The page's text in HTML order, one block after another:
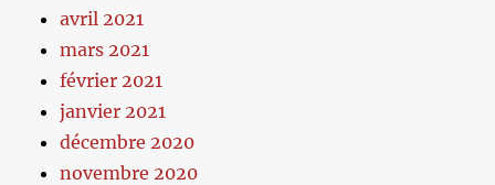
avril 2021
mars 2021
février 2021
janvier 2021
décembre 2020
novembre 2020